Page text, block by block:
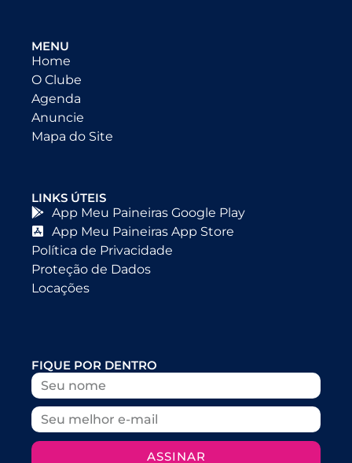
MENU
Home
O Clube
Agenda
Anuncie
Mapa do Site
LINKS ÚTEIS
App Meu Paineiras Google Play
App Meu Paineiras App Store
Política de Privacidade
Proteção de Dados
Locações
FIQUE POR DENTRO
ASSINAR